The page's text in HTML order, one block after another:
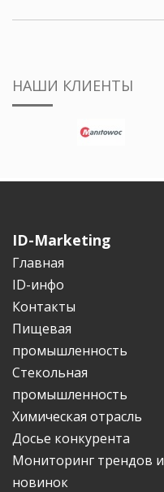
НАШИ КЛИЕНТЫ
ID-Marketing
Главная
ID-инфо
Контакты
Пищевая
промышленность
Стекольная
промышленность
Химическая отрасль
Досье конкурента
Мониторинг трендов и
новинок